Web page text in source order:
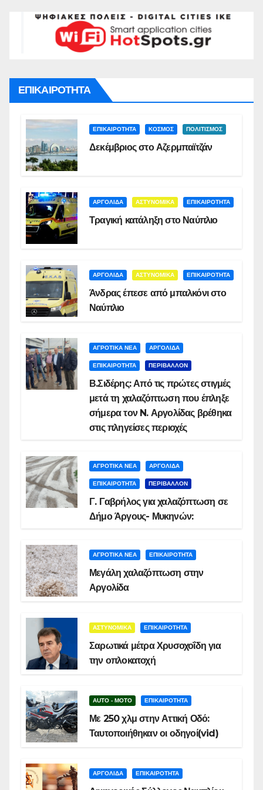
ΕΠΙΚΑΙΡΟΤΗΤΑ
ΕΠΙΚΑΙΡΟΤΗΤΑ ΚΟΣΜΟΣ ΠΟΛΙΤΙΣΜΟΣ
Δεκέμβριος στο Αζερμπαϊτζάν
ΑΡΓΟΛΙΔΑ ΑΣΤΥΝΟΜΙΚΑ ΕΠΙΚΑΙΡΟΤΗΤΑ
Τραγική κατάληξη στο Ναύπλιο
ΑΡΓΟΛΙΔΑ ΑΣΤΥΝΟΜΙΚΑ ΕΠΙΚΑΙΡΟΤΗΤΑ
Άνδρας έπεσε από μπαλκόνι στο
Ναύπλιο
ΑΓΡΟΤΙΚΑ ΝΕΑ ΑΡΓΟΛΙΔΑ
ΕΠΙΚΑΙΡΟΤΗΤΑ ΠΕΡΙΒΑΛΛΟΝ
Β.Σιδέρης: Από τις πρώτες στιγμές
μετά τη χαλαζόπτωση που έπληξε
σήμερα τον N. Αργολίδας βρέθηκα
στις πληγείσες περιοχές
ΑΓΡΟΤΙΚΑ ΝΕΑ ΑΡΓΟΛΙΔΑ
ΕΠΙΚΑΙΡΟΤΗΤΑ ΠΕΡΙΒΑΛΛΟΝ
Γ. Γαβρήλος για χαλαζόπτωση σε
Δήμο Άργους- Μυκηνών:
ΑΓΡΟΤΙΚΑ ΝΕΑ ΕΠΙΚΑΙΡΟΤΗΤΑ
Μεγάλη χαλαζόπτωση στην
Αργολίδα
ΑΣΤΥΝΟΜΙΚΑ ΕΠΙΚΑΙΡΟΤΗΤΑ
Σαρωτικά μέτρα Χρυσοχοΐδη για
την οπλοκατοχή
AUTO - MOTO ΕΠΙΚΑΙΡΟΤΗΤΑ
Με 250 χλμ στην Αττική Οδό:
Ταυτοποιήθηκαν οι οδηγοί(vid)
ΑΡΓΟΛΙΔΑ ΕΠΙΚΑΙΡΟΤΗΤΑ